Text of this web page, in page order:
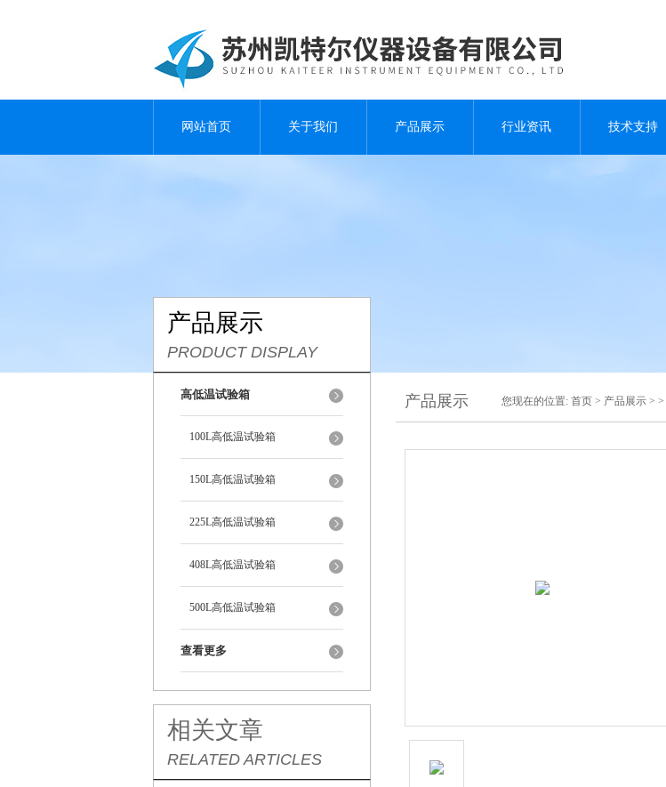
网站首页 关于我们 产品展示 行业资讯 技术支持
产品展示
PRODUCT DISPLAY
高低温试验箱
100L高低温试验箱
150L高低温试验箱
225L高低温试验箱
408L高低温试验箱
500L高低温试验箱
查看更多
相关文章
RELATED ARTICLES
产品展示 您现在的位置: 首页 > 产品展示 > >